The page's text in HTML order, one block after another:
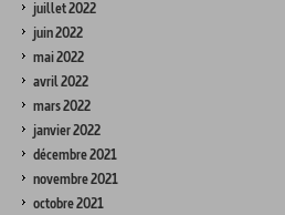
juillet 2022
juin 2022
mai 2022
avril 2022
mars 2022
janvier 2022
décembre 2021
novembre 2021
octobre 2021